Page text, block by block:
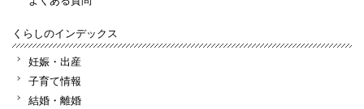
くらしのインデックス
妊娠・出産
子育て情報
結婚・離婚